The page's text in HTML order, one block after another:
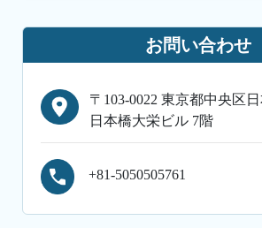
お問い合わせ
〒103-0022 東京都中央区
日本橋大栄ビル 7階
+81-5050505761